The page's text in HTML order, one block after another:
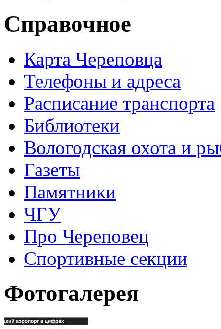
Справочное
Карта Череповца
Телефоны и адреса
Расписание транспорта
Библиотеки
Вологодская охота и
Газеты
Памятники
ЧГУ
Про Череповец
Спортивные секции
Фотогалерея